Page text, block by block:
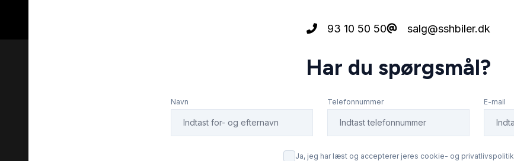
93 10 50 50 salg@sshbiler.dk
Har du spørgsmål?
Navn Telefonnummer E-mail
Ja, jeg har læst og accepterer jeres cookie- og privatlivspolitik